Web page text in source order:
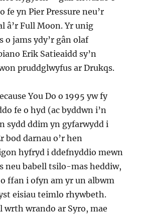
fe yn Pier Pressure neu’r
â’r Full Moon. Yr unig
o jams ydy’r gân olaf
Erik Satieaidd sy’n
pruddglwyfus ar Drukqs.
You Do o 1995 yw fy
fe o hyd (ac byddwn i’n
sydd ddim yn gyfarwydd i
bod darnau o’r hen
hyfryd i ddefnyddio mewn
neu babell tsilo-mas heddiw,
ffan i ofyn am yr un albwm
eisiau teimlo rhywbeth.
wrth wrando ar Syro, mae